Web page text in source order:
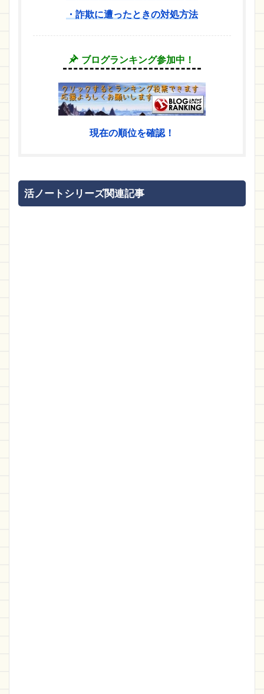
・詐欺に遭ったときの対処方法
ブログランキング参加中！
現在の順位を確認！
活ノートシリーズ関連記事